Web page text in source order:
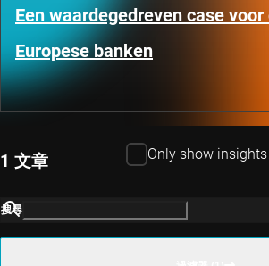
Een waardegedreven case
Europese banken
1 文章 Only show
搜尋